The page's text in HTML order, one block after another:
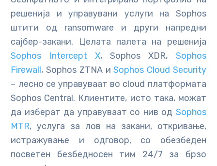
решенија и управувани услуги на Sophos
штити од ransomware и други напредни
сајбер-закани. Целата палета на решенија
Sophos Intercept X, Sophos XDR, Sophos
Firewall, Sophos ZTNA иSophos Cloud Security
– лесно се управуваат во cloud платформата
Sophos Central. Клиентите, исто така, можат
да изберат да управуваат со нив од Sophos
MTR, услуга за лов на закани, откривање,
истражување и одговор, со обезбеден
посветен безбедносен тим 24/7 за брзо